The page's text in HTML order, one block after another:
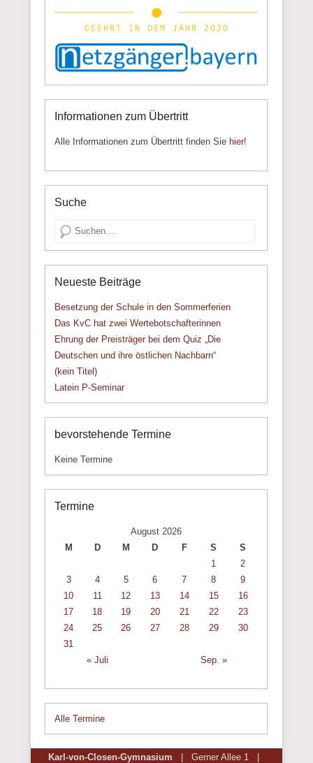
Informationen zum Übertritt
Alle Informationen zum Übertritt finden Sie hier!
Suche
Suche
Neueste Beiträge
Besetzung der Schule in den Sommerferien
Das KvC hat zwei Wertebotschafterinnen
Ehrung der Preisträger bei dem Quiz „Die
Deutschen und ihre östlichen Nachbarn“
(kein Titel)
Latein P-Seminar
bevorstehende Termine
Keine Termine
Termine
August 2026
M
D M D F S
S
1
2
3
4 5 6 7 8
9
10
11 12 13 14 15
16
17
18 19 20 21 22
23
24
25 26 27 28 29
30
31
« Juli
Sep. »
Alle Termine
Karl-von-Closen-Gymnasium | Gerner Allee 1 |